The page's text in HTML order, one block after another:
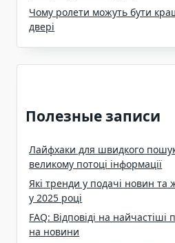
Чому ролети можуть бути
двері
Полезные записи
Лайфхаки для швидкого
великому потоці інформації
Які тренди у подачі новин та
у 2025 році
FAQ: Відповіді на
на новини